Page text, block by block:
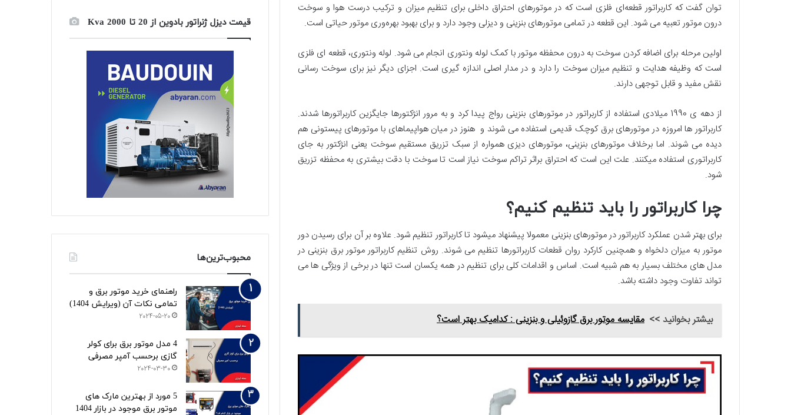
توان گفت که کاربراتور قطعه‌ای فلزی است که در موتورهای احتراق داخلی برای تنظیم میزان و ترکیب درست هوا و سوخت
درون موتور تعبیه می شود. این قطعه در تمامی موتورهای بنزینی و دیزلی وجود دارد و برای بهبود بهره‌وری موتور حیاتی است.
اولین مرحله برای اضافه کردن سوخت به درون محفظه موتور با کمک لوله ونتوری انجام می شود. لوله ونتوری، قطعه ای فلزی
است که وظیفه هدایت و تنظیم میزان سوخت را دارد و در مدار اصلی اندازه گیری است. اجزای دیگر نیز برای سوخت رسانی
نقش مفید و قابل توجهی دارند.
از دهه ی 1990 میلادی استفاده از کاربراتور در موتورهای بنزینی رواج پیدا کرد و به مرور انژکتورها جایگزین کاربراتورها شدند.
کاربراتور ها امروزه در موتورهای برق کوچک قدیمی استفاده می شوند و هنوز در میان هواپیماهای با موتورهای پیستونی هم
دیده می شوند. اما برخلاف موتورهای بنزینی، موتورهای دیزی همواره از سبک تزریق مستقیم سوخت یعنی انژکتور به جای
کاربراتوری استفاده میکنند. علت این است که احتراق براثر تراکم سوخت نیاز است تا سوخت با دقت بیشتری به محفظه تزریق
شود.
چرا کاربراتور را باید تنظیم کنیم؟
برای بهتر شدن عملکرد کاربراتور در موتورهای بنزینی معمولا پیشنهاد میشود تا کاربراتور تنظیم شود. علاوه بر آن برای رسیدن دور
موتور به میزان دلخواه و همچنین کارکرد روان قطعات کاربراتورها تنظیم می شوند. روش تنظیم کاربراتور موتور برق بنزینی در
مدل های مختلف بسیار به هم شبیه است. اساس و اقدامات کلی برای تنظیم در همه یکسان است تنها در برخی از ویژگی ها می
تواند تفاوت وجود داشته باشد.
بیشتر بخوانید >> مقایسه موتور برق گازوئیلی و بنزینی : کدامیک بهتر است؟
قیمت دیزل ژنراتور بادوین از 20 تا 2000 Kva
محبوب‌ترین‌ها
راهنمای خرید موتور برق و
تمامی نکات آن (ویرایش 1404)
2024-05-20
4 مدل موتور برق برای کولر
گازی برحسب آمپر مصرفی
2024-03-30
5 مورد از بهترین مارک های
موتور برق موجود در بازار 1404